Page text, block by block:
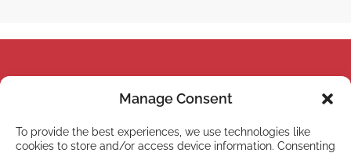
Manage Consent
To provide the best experiences, we use technologies like
cookies to store and/or access device information. Consenting